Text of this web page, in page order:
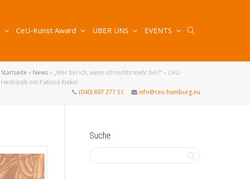
CeU-Kunst Award ÜBER UNS EVENTS
Startseite » News» „Wer bin ich, wenn ich nichts mehr bin?“ – CeU
Herbstalk mit Patricia Riekel
(040) 897 277 51
info@ceu-hamburg.eu
Suche